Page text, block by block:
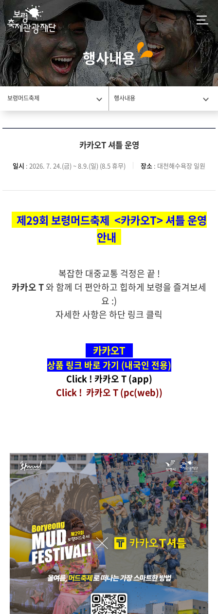
행사내용
보령머드축제 행사내용
카카오T 셔틀 운영
일시 : 2026. 7. 24.(금) ~ 8.9.(일) (8.5 휴무) 장소 : 대천해수욕장 일원
제29회 보령머드축제 <카카오T> 셔틀 운영
안내
복잡한 대중교통 걱정은 끝 !
카카오 T와 함께 더 편안하고 힙하게 보령을 즐겨보세
요 :)
자세한 사항은 하단 링크 클릭
카카오T
상품 링크 바로 가기 (내국인 전용)
Click ! 카카오 T (app)
Click ! 카카오 T(pc(web))